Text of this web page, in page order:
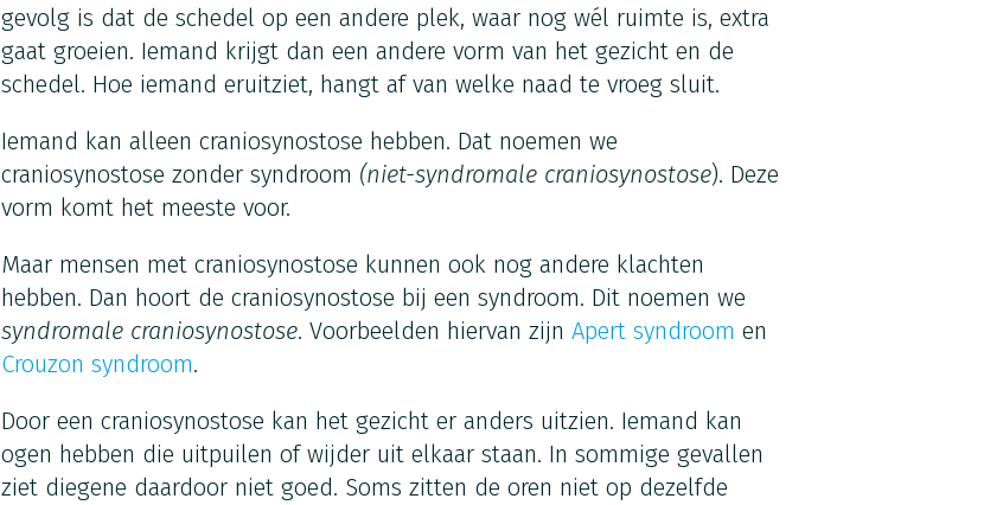
gevolg is dat de schedel op een andere plek, waar nog wél ruimte is, extra
gaat groeien. Iemand krijgt dan een andere vorm van het gezicht en de
schedel. Hoe iemand eruitziet, hangt af van welke naad te vroeg sluit.
Iemand kan alleen craniosynostose hebben. Dat noemen we
craniosynostose zonder syndroom (niet-syndromale craniosynostose). Deze
vorm komt het meeste voor.
Maar mensen met craniosynostose kunnen ook nog andere klachten
hebben. Dan hoort de craniosynostose bij een syndroom. Dit noemen we
syndromale craniosynostose. Voorbeelden hiervan zijn Apert syndroom en
Crouzon syndroom.
Door een craniosynostose kan het gezicht er anders uitzien. Iemand kan
ogen hebben die uitpuilen of wijder uit elkaar staan. In sommige gevallen
ziet diegene daardoor niet goed. Soms zitten de oren niet op dezelfde